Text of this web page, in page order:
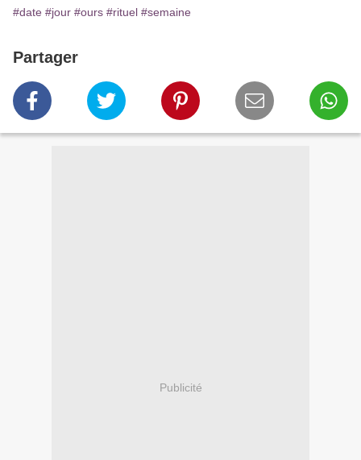
#date #jour #ours #rituel #semaine
Partager
Publicité